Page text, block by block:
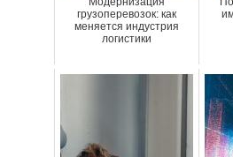
грузоперевозок: как
меняется индустрия
логистики